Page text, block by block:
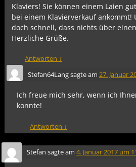
Klaviers! Sie können einem Laien
bei einem Klavierverkauf ankommt!
doch schnell, dass nichts über
Herzliche Grüße.
Antworten ↓
Stefan64Langsagte am 27. Januar
Ich freue mich sehr, wenn ich
konnte!
Antworten ↓
Stefan sagte am 4. Januar 2017 um